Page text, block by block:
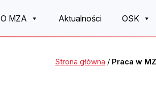
O MZA Aktualności OSK
Strona główna / Praca w